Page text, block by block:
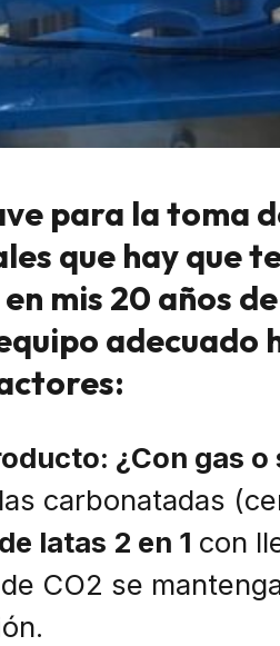
para la toma
que hay que
mis 20 años
adecuado
¿Con gas o
carbonatadas
latas 2 en 1 con
CO2 se